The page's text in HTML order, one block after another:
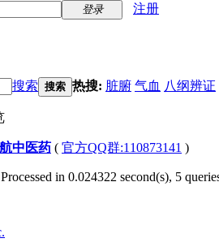
登录
注册
搜索 搜索 热搜: 脏腑 气血 八纲辨证
中医药 ( 官方QQ群:110873141 )
in 0.024322 second(s), 5